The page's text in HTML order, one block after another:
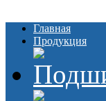
Главная
Продукция